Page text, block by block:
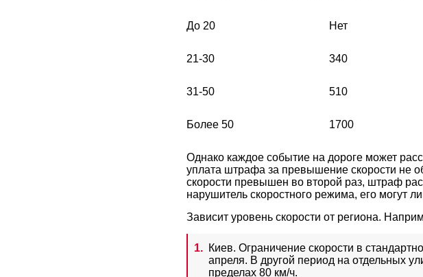
До 20 Нет
21-30 340
31-50 510
Более 50 1700
Однако каждое событие на дороге может
уплата штрафа за превышение скорости не
скорости превышен во второй раз, штраф
нарушитель скоростного режима, его могут
Зависит уровень скорости от региона.
Киев. Ограничение скорости в
апреля. В другой период на отдельных
пределах 80 км/ч.